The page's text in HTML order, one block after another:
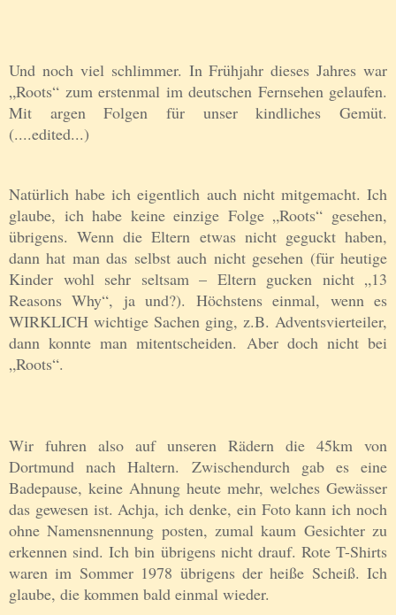
Und noch viel schlimmer. In Frühjahr dieses Jahres war
„Roots“ zum erstenmal im deutschen Fernsehen gelaufen.
Mit argen Folgen für unser kindliches Gemüt.
(....edited...)
Natürlich habe ich eigentlich auch nicht mitgemacht. Ich
glaube, ich habe keine einzige Folge „Roots“ gesehen,
übrigens. Wenn die Eltern etwas nicht geguckt haben,
dann hat man das selbst auch nicht gesehen (für heutige
Kinder wohl sehr seltsam – Eltern gucken nicht „13
Reasons Why“, ja und?). Höchstens einmal, wenn es
WIRKLICH wichtige Sachen ging, z.B. Adventsvierteiler,
dann konnte man mitentscheiden. Aber doch nicht bei
„Roots“.
Wir fuhren also auf unseren Rädern die 45km von
Dortmund nach Haltern. Zwischendurch gab es eine
Badepause, keine Ahnung heute mehr, welches Gewässer
das gewesen ist. Achja, ich denke, ein Foto kann ich noch
ohne Namensnennung posten, zumal kaum Gesichter zu
erkennen sind. Ich bin übrigens nicht drauf. Rote T-Shirts
waren im Sommer 1978 übrigens der heiße Scheiß. Ich
glaube, die kommen bald einmal wieder.